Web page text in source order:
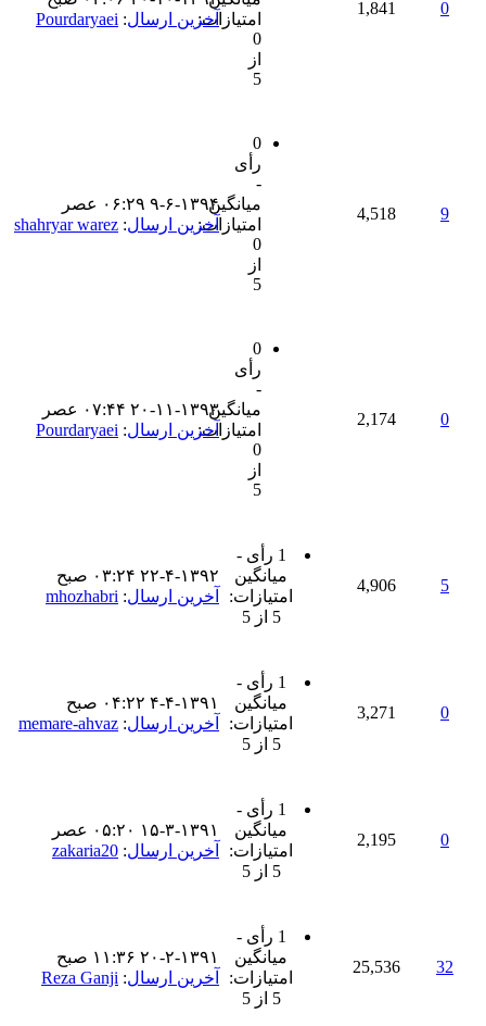
0
1,841
امتیازات:
0
از
5
آخرین ارسال:
Pourdaryaei
9
4,518
0
رأی
-
میانگین
امتیازات:
0
از
5
۹-۶-۱۳۹۴ ۰۶:۲۹ عصر
آخرین ارسال:
shahryar warez
0
2,174
0
رأی
-
میانگین
امتیازات:
0
از
5
۲۰-۱۱-۱۳۹۳ ۰۷:۴۴ عصر
آخرین ارسال:
Pourdaryaei
5
4,906
1 رأی -
میانگین
امتیازات:
5 از 5
۲۲-۴-۱۳۹۲ ۰۳:۲۴ صبح
آخرین ارسال:
mhozhabri
0
3,271
1 رأی -
میانگین
امتیازات:
5 از 5
۴-۴-۱۳۹۱ ۰۴:۲۲ صبح
آخرین ارسال:
memare-ahvaz
0
2,195
1 رأی -
میانگین
امتیازات:
5 از 5
۱۵-۳-۱۳۹۱ ۰۵:۲۰ عصر
آخرین ارسال:
zakaria20
32
25,536
1 رأی -
میانگین
امتیازات:
5 از 5
۲۰-۲-۱۳۹۱ ۱۱:۳۶ صبح
آخرین ارسال:
Reza Ganji